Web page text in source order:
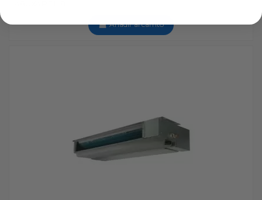
Añadir al carrito